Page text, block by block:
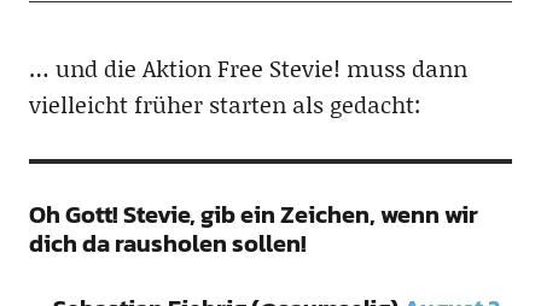
… und die Aktion Free Stevie! muss dann
vielleicht früher starten als gedacht:
Oh Gott! Stevie, gib ein Zeichen, wenn wir
dich da rausholen sollen!